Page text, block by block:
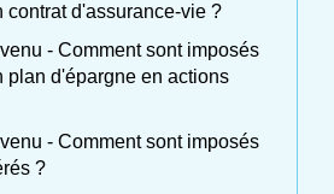
contrat d'assurance-vie ?
- Comment sont imposés
plan d'épargne en actions
- Comment sont imposés
?